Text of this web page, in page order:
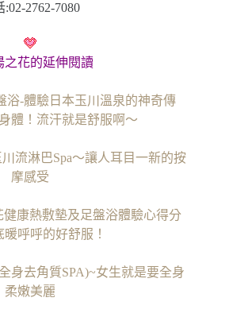
:02-2762-7080
之花的延伸閱讀
浴-體驗日本玉川溫泉的神奇傳
體！流汗就是舒服啊～
流淋巴Spa～讓人耳目一新的按
摩感受
康熱敷墊及足盤浴體驗心得分
暖呼呼的好舒服！
身去角質SPA)~女生就是要全身
柔嫩美麗